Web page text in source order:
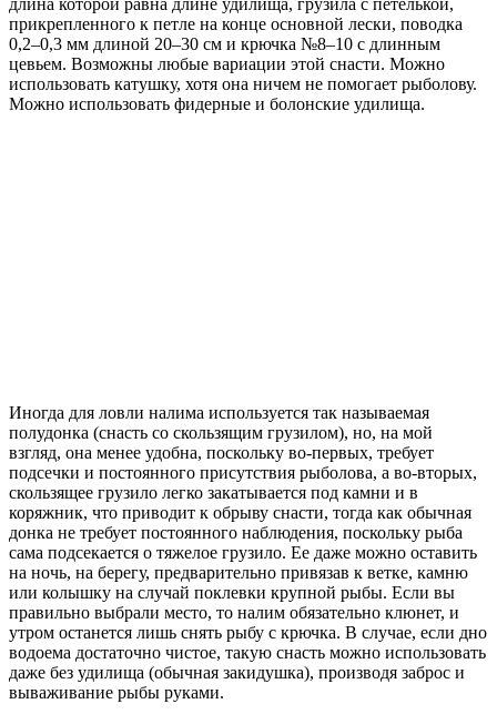
длина которой равна длине удилища, грузила с петелькой,
прикрепленного к петле на конце основной лески, поводка
0,2–0,3 мм длиной 20–30 см и крючка №8–10 с длинным
цевьем. Возможны любые вариации этой снасти. Можно
использовать катушку, хотя она ничем не помогает рыболову.
Можно использовать фидерные и болонские удилища.
Иногда для ловли налима используется так называемая
полудонка (снасть со скользящим грузилом), но, на мой
взгляд, она менее удобна, поскольку во-первых, требует
подсечки и постоянного присутствия рыболова, а во-вторых,
скользящее грузило легко закатывается под камни и в
коряжник, что приводит к обрыву снасти, тогда как обычная
донка не требует постоянного наблюдения, поскольку рыба
сама подсекается о тяжелое грузило. Ее даже можно оставить
на ночь, на берегу, предварительно привязав к ветке, камню
или колышку на случай поклевки крупной рыбы. Если вы
правильно выбрали место, то налим обязательно клюнет, и
утром останется лишь снять рыбу с крючка. В случае, если дно
водоема достаточно чистое, такую снасть можно использовать
даже без удилища (обычная закидушка), производя заброс и
вываживание рыбы руками.